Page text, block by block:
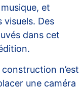
et
visuels. Des
dans cet
.
construction n’est
une caméra